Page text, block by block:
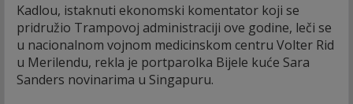
Kadlou, istaknuti ekonomski komentator koji se
pridružio Trampovoj administraciji ove godine, leči se
u nacionalnom vojnom medicinskom centru Volter Rid
u Merilendu, rekla je portparolka Bijele kuće Sara
Sanders novinarima u Singapuru.